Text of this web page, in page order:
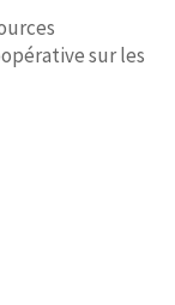
sur les